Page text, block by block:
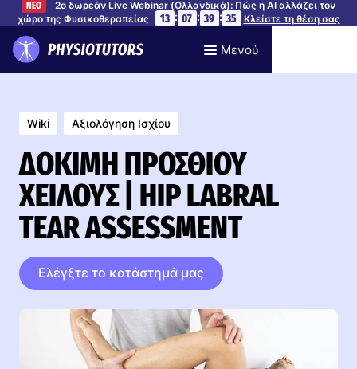
ΝΕΟ
2ο δωρεάν Live Webinar (Ολλανδικά): Πώς η AI αλλάζει τον
χώρο της Φυσικοθεραπείας
13 : 07 : 39 : 34 Κλείστε τη θέση σας
Μενού
Wiki Αξιολόγηση Ισχίου
ΔΟΚΙΜΉ ΠΡΌΣΘΙΟΥ
ΧΕΊΛΟΥΣ | HIP LABRAL
TEAR ASSESSMENT
Ελέγξτε το κατάστημά μας